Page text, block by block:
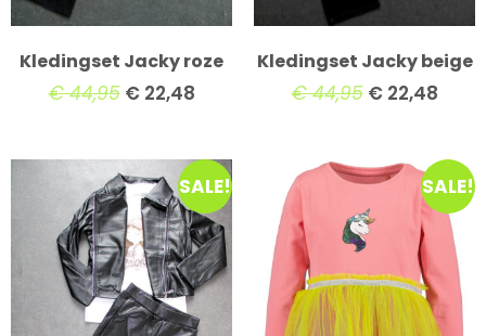
Kledingset Jacky roze
€44,95 €22,48
Kledingset Jacky beige
€44,95 €22,48
SALE! SALE!